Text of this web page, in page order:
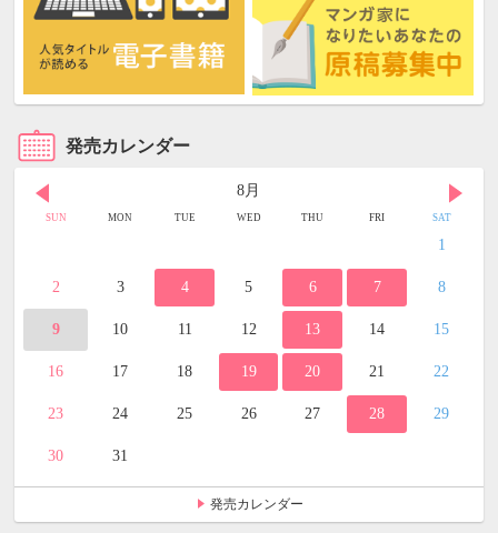
発売カレンダー
8月
SUN MON TUE WED THU FRI SAT
1
2 3 4 5 6 7 8
9 10 11 12 13 14 15
16 17 18 19 20 21 22
23 24 25 26 27 28 29
30 31
発売カレンダー